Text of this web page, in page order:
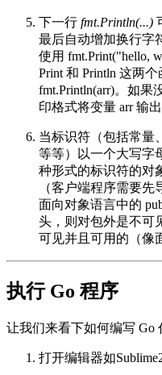
下一行 fmt.Println(...)
最后自动增加换行字
使用 fmt.Print("hello,
Print 和 Println 这两
fmt.Println(arr)。如
印格式将变量 arr 输
当标识符（包括常量
等等）以一个大写字
种形式的标识符的对
（客户端程序需要
面向对象语言中的
头，则对包外是不可
可见并且可用的（像
执行 Go 程序
让我们来看下如何编写 Go
打开编辑器如